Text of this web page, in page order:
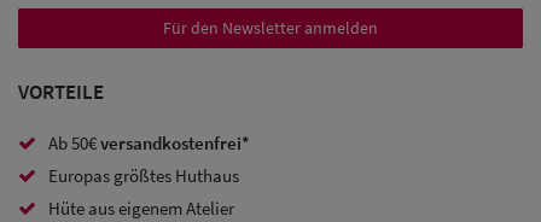
Caps
Sale: Caps
Für den Newsletter anmelden
VORTEILE
Ab 50€versandkostenfrei*
Europas größtes Huthaus
Hüte aus eigenem Atelier